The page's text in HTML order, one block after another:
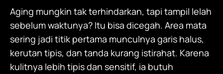
Aging mungkin tak terhindarkan, tapi tampil lelah
sebelum waktunya? Itu bisa dicegah. Area mata
sering jadi titik pertama munculnya garis halus,
kerutan tipis, dan tanda kurang istirahat. Karena
kulitnya lebih tipis dan sensitif, ia butuh